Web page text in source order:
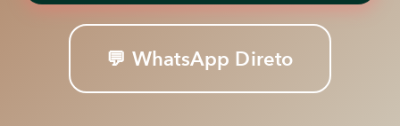
💬 WhatsApp Direto